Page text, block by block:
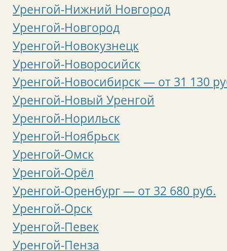
Уренгой-Нижний Новгород
Уренгой-Новгород
Уренгой-Новокузнецк
Уренгой-Новоросийск
Уренгой-Новосибирск — от 31 130
Уренгой-Новый Уренгой
Уренгой-Норильск
Уренгой-Ноябрьск
Уренгой-Омск
Уренгой-Орёл
Уренгой-Оренбург — от 32 680 руб.
Уренгой-Орск
Уренгой-Певек
Уренгой-Пенза